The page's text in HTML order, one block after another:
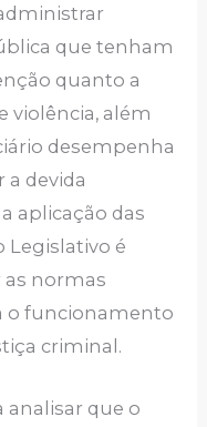
que tenham
quanto a
violência, além
desempenha
devida
aplicação das
Legislativo é
as normas
o funcionamento
criminal.
analisar que o